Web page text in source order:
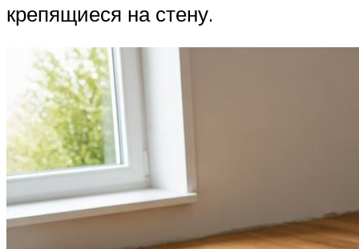
крепящиеся на стену.